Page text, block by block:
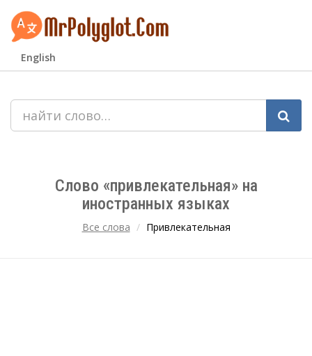
English
Слово «привлекательная» на
иностранных языках
Все слова Привлекательная